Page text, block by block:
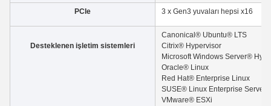
PCIe 3 x Gen3 yuvaları hepsi x16
Desteklenen işletim sistemleri
Canonical® Ubuntu® LTS
Citrix® Hypervisor
Microsoft Windows Server®
Oracle® Linux
Red Hat® Enterprise Linux
SUSE® Linux Enterprise Server
VMware® ESXi